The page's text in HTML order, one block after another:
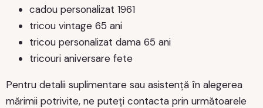
cadou personalizat 1961
tricou vintage 65 ani
tricou personalizat dama 65 ani
tricouri aniversare fete
Pentru detalii suplimentare sau asistență în alegerea
mărimii potrivite, ne puteți contacta prin următoarele